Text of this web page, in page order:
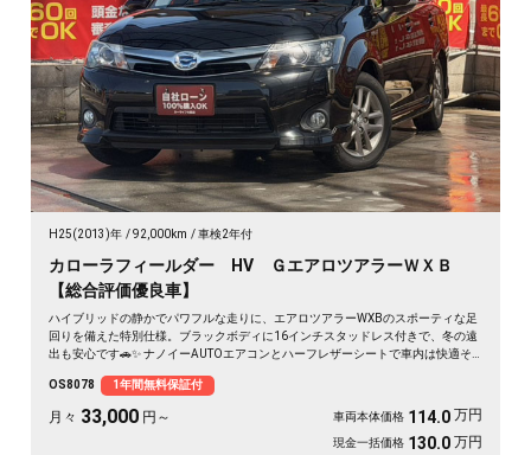
H25(2013)年 92,000km 車検2年付
カローラフィールダー HV ＧエアロツアラーＷＸＢ
【総合評価優良車】
ハイブリッドの静かでパワフルな走りに、エアロツアラーWXBのスポーティな足
回りを備えた特別仕様。ブラックボディに16インチスタッドレス付きで、冬の遠
出も安心です🚗✨ ナノイーAUTOエアコンとハーフレザーシートで車内は快適そ
週末のドライブも通勤も、燃費を気にせず走り出せる一台💫《1年保証付》👍
OS8078 1年間無料保証付
月々 33,000 円～ 車両本体価格 114.0 万円
現金一括価格 130.0 万円